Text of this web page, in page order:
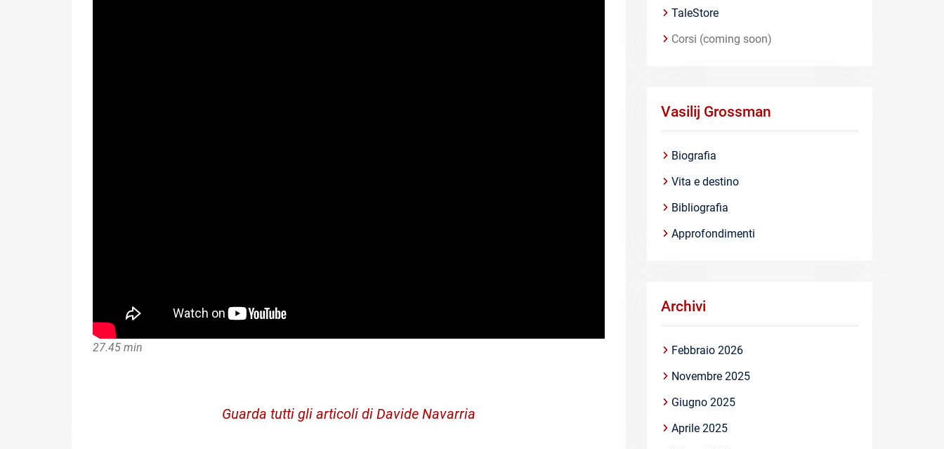
27.45 min
Guarda tutti gli articoli di Davide Navarria
TaleStore
Corsi (coming soon)
Vasilij Grossman
Biografia
Vita e destino
Bibliografia
Approfondimenti
Archivi
Febbraio 2026
Novembre 2025
Giugno 2025
Aprile 2025